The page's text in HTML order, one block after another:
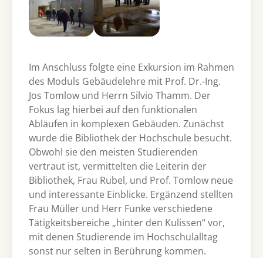
Im Anschluss folgte eine Exkursion im Rahmen
des Moduls Gebäudelehre mit Prof. Dr.-Ing.
Jos Tomlow und Herrn Silvio Thamm. Der
Fokus lag hierbei auf den funktionalen
Abläufen in komplexen Gebäuden. Zunächst
wurde die Bibliothek der Hochschule besucht.
Obwohl sie den meisten Studierenden
vertraut ist, vermittelten die Leiterin der
Bibliothek, Frau Rubel, und Prof. Tomlow neue
und interessante Einblicke. Ergänzend stellten
Frau Müller und Herr Funke verschiedene
Tätigkeitsbereiche „hinter den Kulissen“ vor,
mit denen Studierende im Hochschulalltag
sonst nur selten in Berührung kommen.